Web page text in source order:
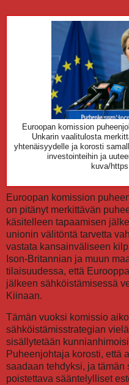
Euroopan komission
Unkarin vaalitulosta
yhtenäisyydelle ja korosti
investointeihin ja
kuva/
Euroopan komission
on pitänyt merkittävän
käsitelleen tapaamisen
unionin välitöntä tarvetta
vastata kansainväliseen
Ison-Britannian ja muun
tilaisuudessa, että
jälkeen sähköistämisessä
Kiinaan.
Tämän vuoksi komissio
sähköistämisstrategian
sisällytetään
Puheenjohtaja korosti, että
saadaan tehdyksi, ja
poistettava sääntelylliset